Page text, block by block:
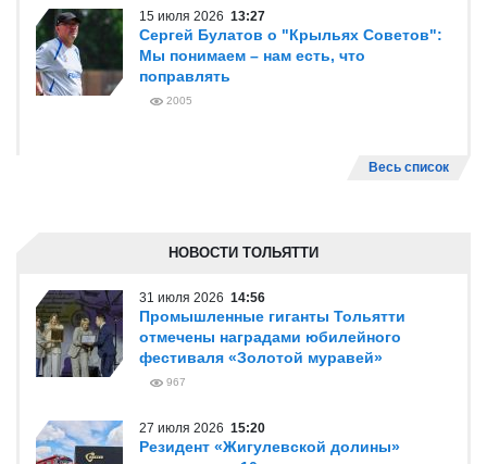
15 июля 2026 13:27
Сергей Булатов о "Крыльях Советов":
Мы понимаем – нам есть, что
поправлять
2005
Весь список
НОВОСТИ ТОЛЬЯТТИ
31 июля 2026 14:56
Промышленные гиганты Тольятти
отмечены наградами юбилейного
фестиваля «Золотой муравей»
967
27 июля 2026 15:20
Резидент «Жигулевской долины»